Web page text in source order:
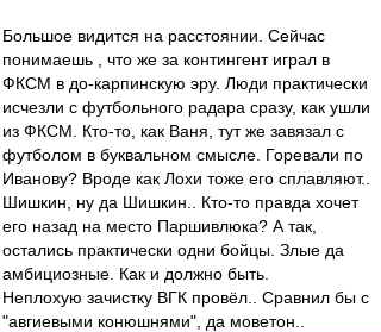
Большое видится на расстоянии. Сейчас
понимаешь , что же за контингент играл в
ФКСМ в до-карпинскую эру. Люди практически
исчезли с футбольного радара сразу, как ушли
из ФКСМ. Кто-то, как Ваня, тут же завязал с
футболом в буквальном смысле. Горевали по
Иванову? Вроде как Лохи тоже его сплавляют..
Шишкин, ну да Шишкин.. Кто-то правда хочет
его назад на место Паршивлюка? А так,
остались практически одни бойцы. Злые да
амбициозные. Как и должно быть.
Неплохую зачистку ВГК провёл.. Сравнил бы с
"авгиевыми конюшнями", да моветон..